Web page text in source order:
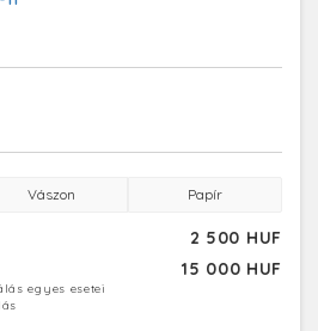
Vászon Papír
2 500 HUF
15 000 HUF
egyes esetei